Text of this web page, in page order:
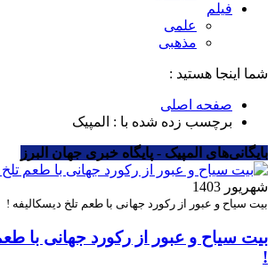
فیلم
علمی
مذهبی
شما اینجا هستید :
صفحه اصلی
برچسب زده شده با : المپیک
بایگانی‌های المپیک - پایگاه خبری جهان البرز
شهریور 1403
بیت سیاح و عبور از رکورد جهانی با طعم تلخ دیسکالیفه !
بیت سیاح و عبور از رکورد جهانی با
!